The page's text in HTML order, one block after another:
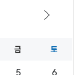
금 토
5 6